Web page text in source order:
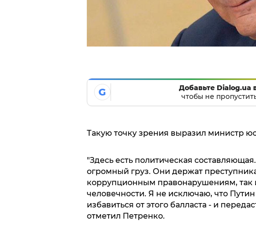
G
Добавьте Dialog.ua
чтобы не
Такую точку зрения выразил министр
"Здесь есть политическая
огромный груз. Они держат
коррупционным правонарушениям, так
человечности. Я не исключаю, что
избавиться от этого балласта - и
отметил Петренко.